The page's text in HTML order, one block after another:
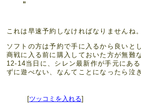
これは早速予約しなければなりませんね。
ソフトの方は予約で手に入るから良いと
商戦に入る前に購入しておいた方が無難
12-14当日に、シレン最新作が手元にあ
ずに遊べない、なんてことになったら泣
[ツッコミを入れる]